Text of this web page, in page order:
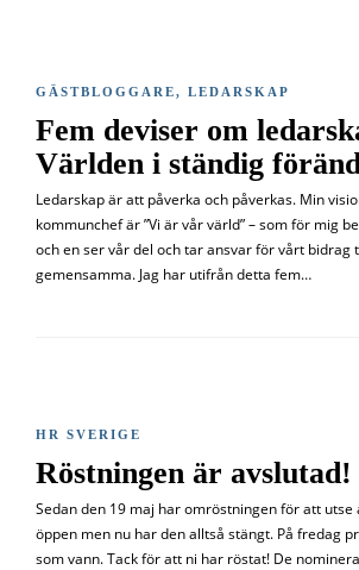
GÄSTBLOGGARE, LEDARSKAP
Fem deviser om
Världen i ständig
Ledarskap är att påverka och påverkas. Min
kommunchef är ”Vi är vår värld” – som för mig
och en ser vår del och tar ansvar för vårt bidrag
gemensamma. Jag har utifrån detta fem…
HR SVERIGE
Röstningen är avslutad!
Sedan den 19 maj har omröstningen för att utse
öppen men nu har den alltså stängt. På fredag
som vann. Tack för att ni har röstat! De